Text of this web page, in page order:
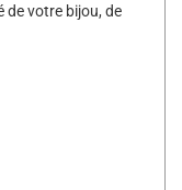
votre bijou, de